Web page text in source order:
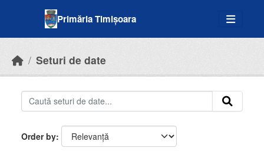
Primăria Timișoara
Seturi de date
Order by